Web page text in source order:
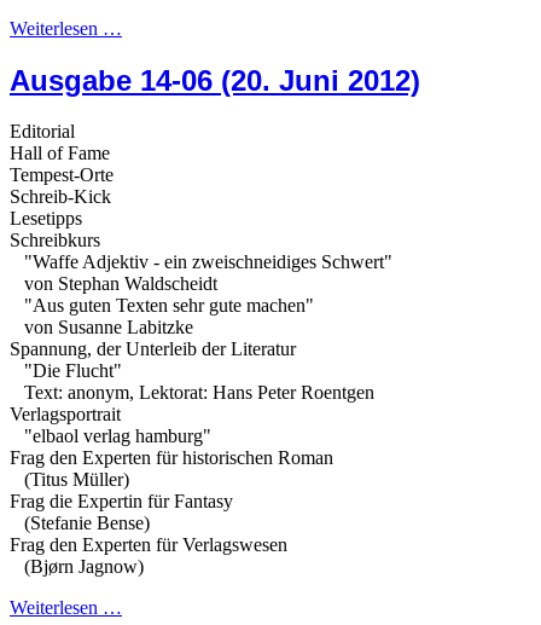
Weiterlesen …
Ausgabe 14-06 (20. Juni 2012)
Editorial
Hall of Fame
Tempest-Orte
Schreib-Kick
Lesetipps
Schreibkurs
"Waffe Adjektiv - ein zweischneidiges Schwert"
von Stephan Waldscheidt
"Aus guten Texten sehr gute machen"
von Susanne Labitzke
Spannung, der Unterleib der Literatur
"Die Flucht"
Text: anonym, Lektorat: Hans Peter Roentgen
Verlagsportrait
"elbaol verlag hamburg"
Frag den Experten für historischen Roman
(Titus Müller)
Frag die Expertin für Fantasy
(Stefanie Bense)
Frag den Experten für Verlagswesen
(Bjørn Jagnow)
Weiterlesen …